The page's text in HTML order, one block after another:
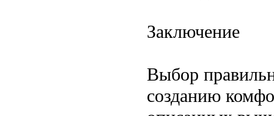
Заключение
Выбор
созданию